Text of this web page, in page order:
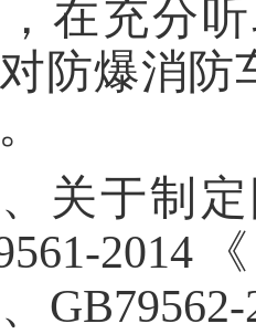
在充分
对防爆消
关于制
2014
GB79562-